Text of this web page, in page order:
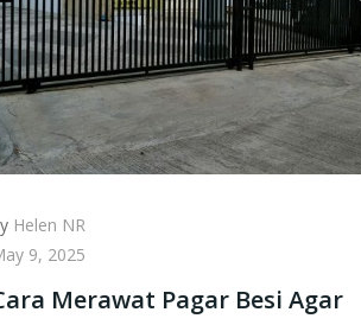
Helen NR
9, 2025
Merawat Pagar Besi Agar